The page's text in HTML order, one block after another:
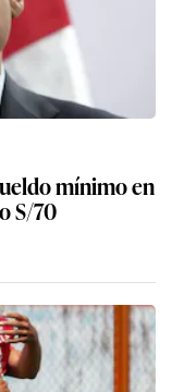
mínimo en
S/70